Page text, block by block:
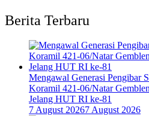
Berita Terbaru
Mengawal Generasi Pengibar
Koramil 421-06/Natar
Jelang HUT RI ke-81
7 August 20267 August 2026